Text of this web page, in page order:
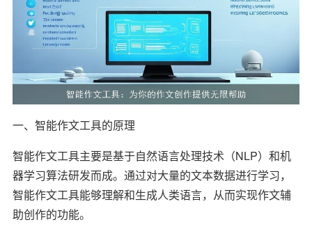
一、智能作文工具的原理
智能作文工具主要是基于自然语言处理技术（NLP）和机
器学习算法研发而成。通过对大量的文本数据进行学习，
智能作文工具能够理解和生成人类语言，从而实现作文辅
助创作的功能。